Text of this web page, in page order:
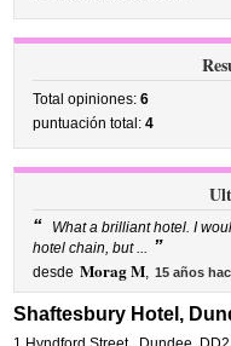
Total opiniones:6
puntuación total:4
“
What a brilliant hotel. I
hotel chain, but ... ”
desde Morag M, 15 años
Shaftesbury Hotel,